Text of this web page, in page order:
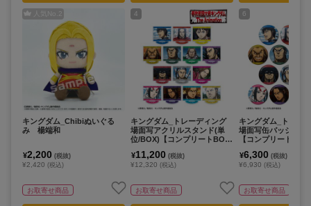
人気No. 2
キングダム_Chibiぬいぐる
み 楊端和
¥2,200 (税抜)
¥2,420 (税込)
お取寄せ商品
4
キングダム_トレーディング
場面写アクリルスタンド(単
位/BOX)【コンプリートBOX/
¥11,200 (税抜)
¥12,320 (税込)
お取寄せ商品
6
キングダム_トレー
場面写缶バッジ(単
【コンプリート
¥6,300 (税抜)
¥6,930 (税込)
お取寄せ商品